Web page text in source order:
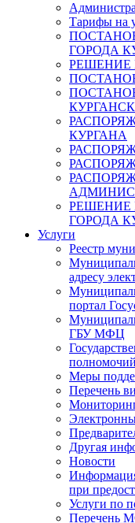
Тарифы на
ГОРОДА
РЕШЕНИЕ
КУРГАНА
РЕШЕНИЕ
ГОРОДА
Услуги
Реестр
адресу
портал
ГБУ МФЦ
Меры
Перечень
Другая
Новости
при
Услуги по
Перечень